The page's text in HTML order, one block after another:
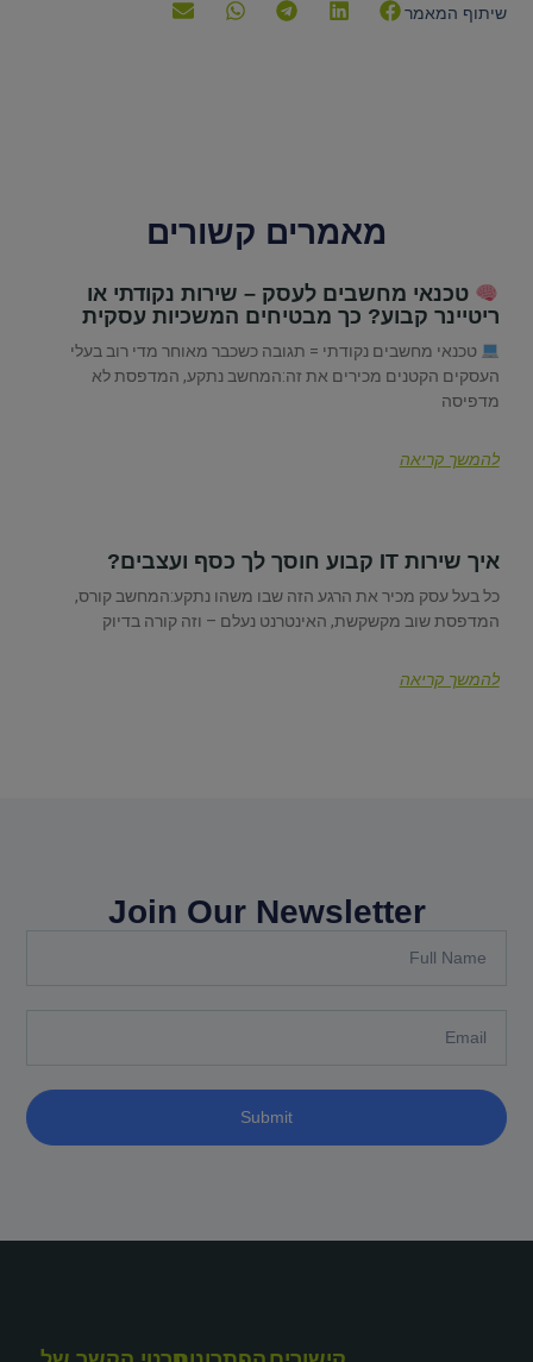
שיתוף המאמר
מאמרים קשורים
טכנאי מחשבים לעסק – שירות נקודתי או
ריטיינר קבוע? כך מבטיחים המשכיות עסקית
טכנאי מחשבים נקודתי = תגובה כשכבר מאוחר מדי רוב בעלי
העסקים הקטנים מכירים את זה:המחשב נתקע, המדפסת לא
מדפיסה
להמשך קריאה
איך שירות IT קבוע חוסך לך כסף ועצבים?
כל בעל עסק מכיר את הרגע הזה שבו משהו נתקע:המחשב קורס,
המדפסת שוב מקשקשת, האינטרנט נעלם – וזה קורה בדיוק
להמשך קריאה
Join Our Newsletter
Submit